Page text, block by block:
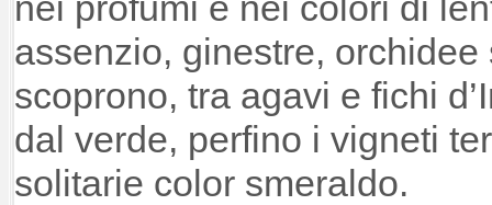
assenzio, ginestre, orchidee
scoprono, tra agavi e fichi
dal verde, perfino i vigneti
solitarie color smeraldo.